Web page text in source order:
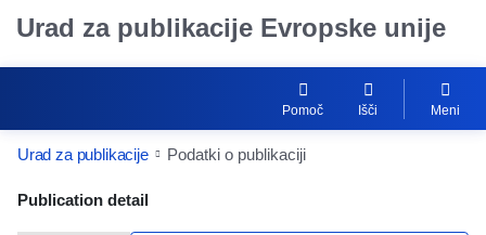
Urad za publikacije Evropske unije
Pomoč Išči Meni
Urad za publikacije Podatki o publikaciji
Publication Detail Actions Portlet
Publication detail